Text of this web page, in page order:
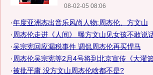
08-02-05 08:06
·年度亚洲杰出音乐风尚人物:周杰伦、方文山
· 周杰伦走进《人间》 曝方文山见女孩不敢说
·吴宗宪回应漏税事件 调侃周杰伦再买悍马
· 周杰伦吴宗宪等2月4号将到北京宣传《大灌篮
·被批平庸 没方文山周杰伦啥都不是?